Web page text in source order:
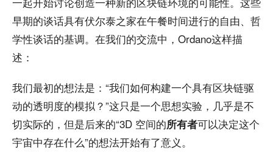
早期的谈话具有伏尔泰之家在午餐时间进行的自由、哲
学性谈话的基调。在我们的交流中，Ordano这样描
述：
我们最初的想法是：“我们如何构建一个具有区块链驱
动的透明度的模拟？”这只是一个思想实验，几乎是不
切实际的，但是后来的“3D 空间的所有者可以决定这个
宇宙中存在什么”的想法开始有了意义。